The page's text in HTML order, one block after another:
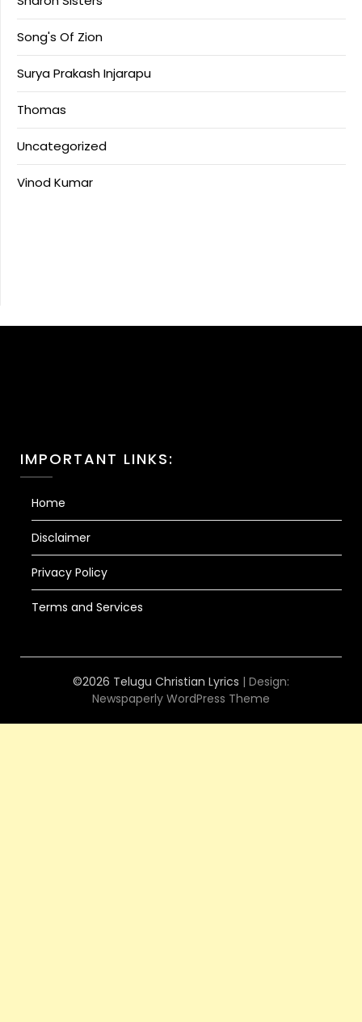
Song's Of Zion
Surya Prakash Injarapu
Thomas
Uncategorized
Vinod Kumar
IMPORTANT LINKS:
Home
Disclaimer
Privacy Policy
Terms and Services
©2026 Telugu Christian Lyrics | Design:
Newspaperly WordPress Theme